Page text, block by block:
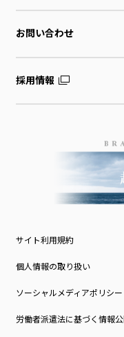
お問い合わせ
採用情報
サイト利用規約
個人情報の取り扱い
ソーシャルメディアポリシー
労働者派遣法に基づく情報